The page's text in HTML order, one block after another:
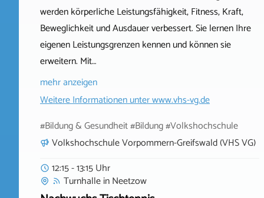
werden körperliche Leistungsfähigkeit, Fitness, Kraft,
Beweglichkeit und Ausdauer verbessert. Sie lernen Ihre
eigenen Leistungsgrenzen kennen und können sie
erweitern. Mit…
mehr anzeigen
Weitere Informationen unterwww.vhs-vg.de
#Bildung & Gesundheit #Bildung #Volkshochschule
Volkshochschule Vorpommern-Greifswald (VHS VG)
12:15 - 13:15 Uhr
TurnhalleinNeetzow